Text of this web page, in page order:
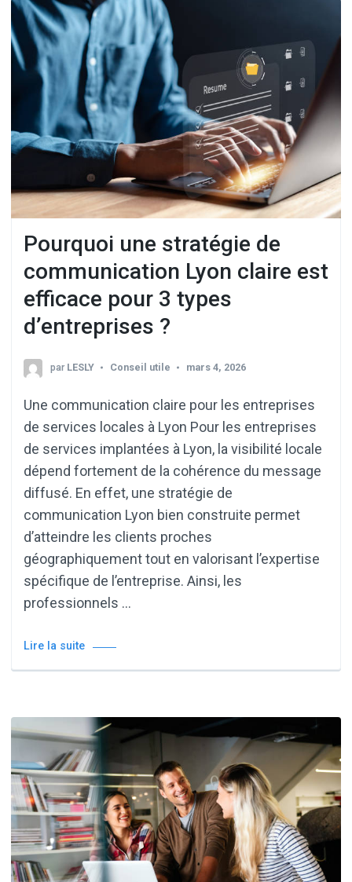
Pourquoi une stratégie de
communication Lyon claire est
efficace pour 3 types
d’entreprises ?
par LESLY Conseil utile mars 4, 2026
Une communication claire pour les entreprises
de services locales à Lyon Pour les entreprises
de services implantées à Lyon, la visibilité locale
dépend fortement de la cohérence du message
diffusé. En effet, une stratégie de
communication Lyon bien construite permet
d’atteindre les clients proches
géographiquement tout en valorisant l’expertise
spécifique de l’entreprise. Ainsi, les
professionnels …
Lire la suite